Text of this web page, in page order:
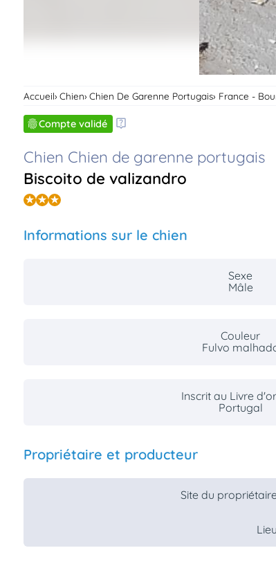
Accueil Chien Chien De Garenne Portugais France -
Compte validé
Chien Chien de garenne portugais
Biscoito de valizandro
Informations sur le chien
Sexe
Mâle
Couleur
Fulvo
Inscrit au Livre
Portugal
Propriétaire et producteur
Site du propriétaire
Lieu